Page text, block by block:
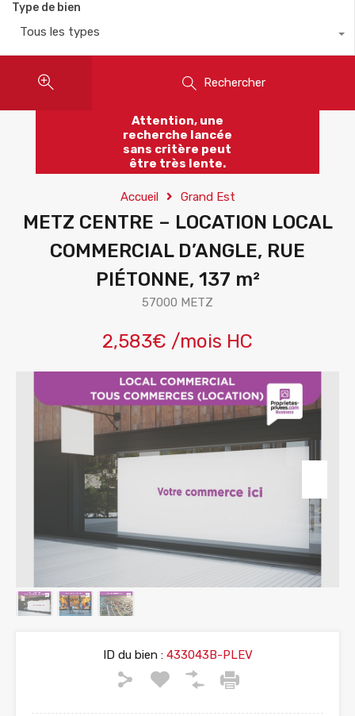
Type de bien
Tous les types
Rechercher
Attention, une
recherche lancée
sans critère peut
être très lente.
Accueil Grand Est
METZ CENTRE – LOCATION LOCAL
COMMERCIAL D’ANGLE, RUE
PIÉTONNE, 137 m²
57000 METZ
2,583€ /mois HC
ID du bien :433043B-PLEV